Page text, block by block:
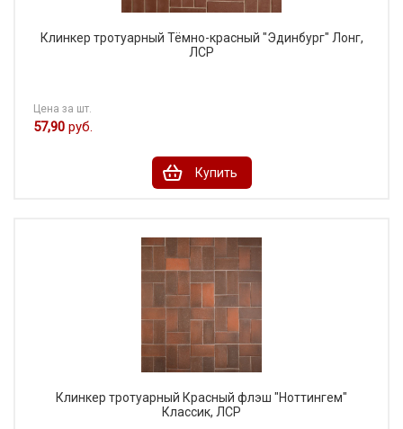
Клинкер тротуарный Тёмно-красный "Эдинбург" Лонг,
ЛСР
Цена за шт.
57,90 руб.
Купить
Клинкер тротуарный Красный флэш "Ноттингем"
Классик, ЛСР